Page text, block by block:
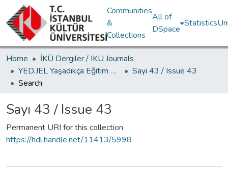
Communities
&
Collections
All of
DSpace
Statistics
Home
İKÜ Dergiler / IKU Journals
YED.JEL Yaşadıkça Eğitim Dergisi / Journal of Education For Life
Sayı 43 / Issue 43
Search
Sayı 43 / Issue 43
Permanent URI for this collection
https://hdl.handle.net/11413/5998